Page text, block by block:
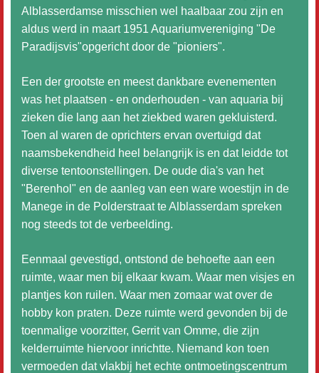
Alblasserdamse misschien wel haalbaar zou zijn en
aldus werd in maart 1951 Aquariumvereniging "De
Paradijsvis"opgericht door de "pioniers".
Een der grootste en meest dankbare evenementen
was het plaatsen - en onderhouden - van aquaria bij
zieken die lang aan het ziekbed waren gekluisterd.
Toen al waren de oprichters ervan overtuigd dat
naamsbekendheid heel belangrijk is en dat leidde tot
diverse tentoonstellingen. De oude dia's van het
"Berenhol" en de aanleg van een ware woestijn in de
Manege in de Polderstraat te Alblasserdam spreken
nog steeds tot de verbeelding.
Eenmaal gevestigd, ontstond de behoefte aan een
ruimte, waar men bij elkaar kwam. Waar men visjes en
plantjes kon ruilen. Waar men zomaar wat over de
hobby kon praten. Deze ruimte werd gevonden bij de
toenmalige voorzitter, Gerrit van Omme, die zijn
kelderruimte hiervoor inrichtte. Niemand kon toen
vermoeden dat vlakbij het echte ontmoetingscentrum